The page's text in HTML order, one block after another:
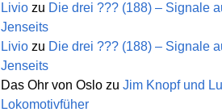
Livio zu Die drei ??? (188) – Signale
Jenseits
Livio zu Die drei ??? (188) – Signale
Jenseits
Das Ohr von Oslo zu Jim Knopf und
Lokomotivfüher